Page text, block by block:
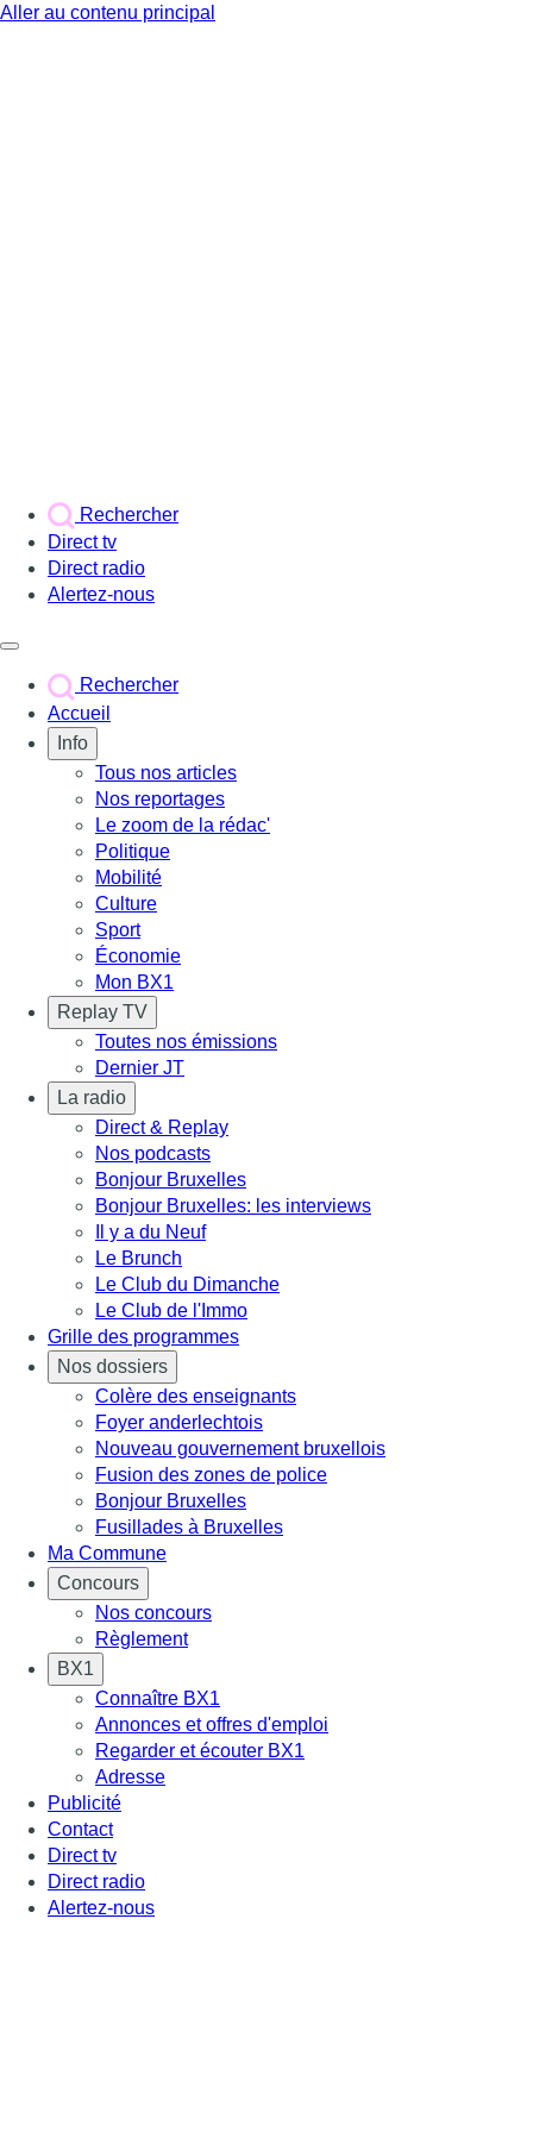
Aller au contenu principal
Rechercher
Direct tv
Direct radio
Alertez-nous
Rechercher
Accueil
Info
Tous nos articles
Nos reportages
Le zoom de la rédac'
Politique
Mobilité
Culture
Sport
Économie
Mon BX1
Replay TV
Toutes nos émissions
Dernier JT
La radio
Direct & Replay
Nos podcasts
Bonjour Bruxelles
Bonjour Bruxelles: les interviews
Il y a du Neuf
Le Brunch
Le Club du Dimanche
Le Club de l'Immo
Grille des programmes
Nos dossiers
Colère des enseignants
Foyer anderlechtois
Nouveau gouvernement bruxellois
Fusion des zones de police
Bonjour Bruxelles
Fusillades à Bruxelles
Ma Commune
Concours
Nos concours
Règlement
BX1
Connaître BX1
Annonces et offres d'emploi
Regarder et écouter BX1
Adresse
Publicité
Contact
Direct tv
Direct radio
Alertez-nous